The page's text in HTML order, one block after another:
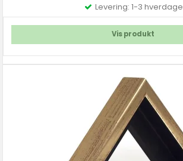
Levering: 1-3 hverdage
Vis produkt